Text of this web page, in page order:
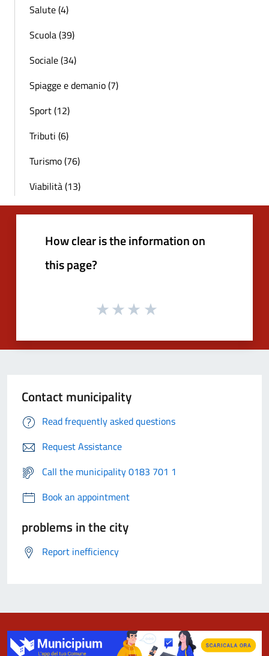
Salute (4)
Scuola (39)
Sociale (34)
Spiagge e demanio (7)
Sport (12)
Tributi (6)
Turismo (76)
Viabilità (13)
How clear is the information on
this page?
Contact municipality
Read frequently asked questions
Request Assistance
Call the municipality 0183 701 1
Book an appointment
problems in the city
Report inefficiency